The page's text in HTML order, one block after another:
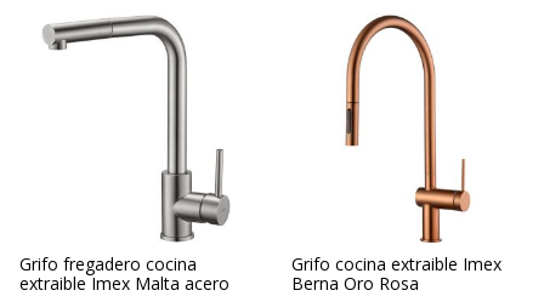
Grifo fregadero cocina
extraible Imex Malta acero
Grifo cocina extraible Imex
Berna Oro Rosa